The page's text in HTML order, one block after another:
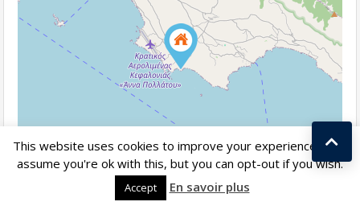
This website uses cookies to improve your experience. We'll
assume you're ok with this, but you can opt-out if you wish.
Accept En savoir plus
Kostas Taralas